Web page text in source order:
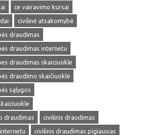
ce vairavimo kursai
civilinė atsakomybė
draudimas
draudimas internetu
draudimas skaiciuokle
draudimo skaičiuoklė
sąlygos
draudimas
civilinis draudimas
civilinis draudimas pigiausias